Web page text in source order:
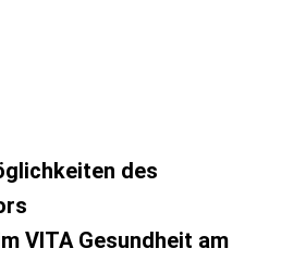
des
VITA Gesundheit am